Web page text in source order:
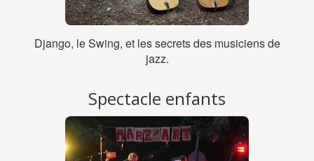
Django, le Swing, et les secrets des musiciens de
jazz.
Spectacle enfants